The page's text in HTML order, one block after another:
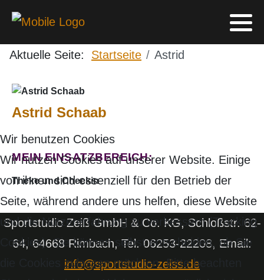
Aktuelle Seite: Startseite Astrid
Astrid Schaab
MEIN EINSATZBEREICH:
Theke und Checkin
Sportstudio Zeiß GmbH & Co. KG, Schloßstr. 62-
64, 64668 Rimbach, Tel. 06253-22208, Email:
info@sportstudio-zeiss.de
Wir benutzen Cookies
Wir nutzen Cookies auf unserer Website. Einige
von ihnen sind essenziell für den Betrieb der
Seite, während andere uns helfen, diese Website
und die Nutzererfahrung zu verbessern (Tracking
Cookies). Sie können selbst entscheiden, ob Sie
die Cookies zulassen möchten. Bitte beachten